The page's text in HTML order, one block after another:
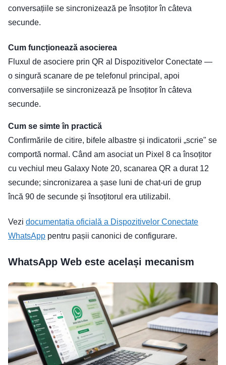
conversațiile se sincronizează pe însoțitor în câteva
secunde.
Cum funcționează asocierea
Fluxul de asociere prin QR al Dispozitivelor Conectate —
o singură scanare de pe telefonul principal, apoi
conversațiile se sincronizează pe însoțitor în câteva
secunde.
Cum se simte în practică
Confirmările de citire, bifele albastre și indicatorii „scrie" se
comportă normal. Când am asociat un Pixel 8 ca însoțitor
cu vechiul meu Galaxy Note 20, scanarea QR a durat 12
secunde; sincronizarea a șase luni de chat-uri de grup
încă 90 de secunde și însoțitorul era utilizabil.
Vezi documentația oficială a Dispozitivelor Conectate
WhatsApp pentru pașii canonici de configurare.
WhatsApp Web este același mecanism